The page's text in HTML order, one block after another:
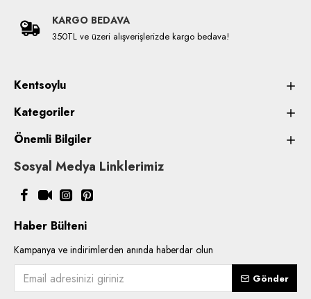
KARGO BEDAVA
350TL ve üzeri alışverişlerizde kargo bedava!
Kentsoylu
Kategoriler
Önemli Bilgiler
Sosyal Medya Linklerimiz
Haber Bülteni
Kampanya ve indirimlerden anında haberdar olun
Gönder